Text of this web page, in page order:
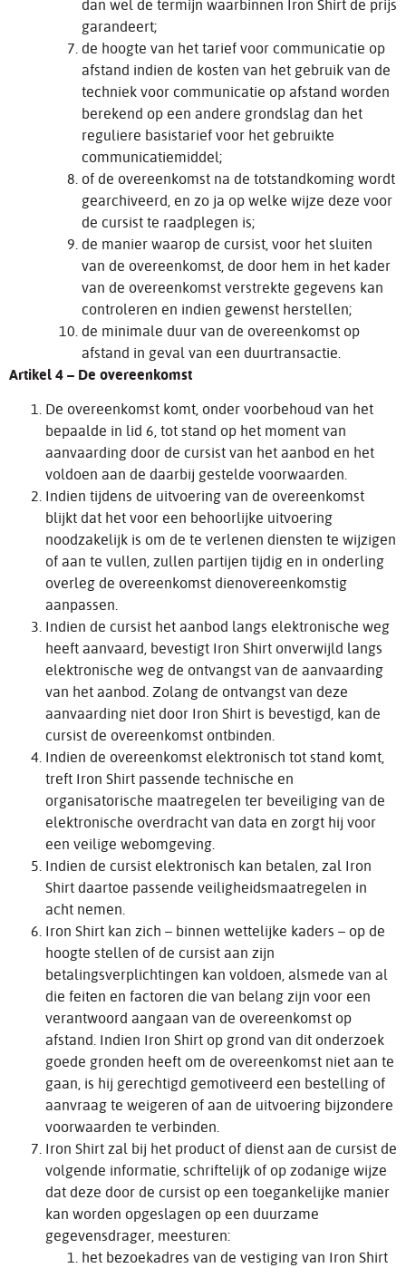
dan wel de termijn waarbinnen Iron Shirt de prijs
garandeert;
de hoogte van het tarief voor communicatie op
afstand indien de kosten van het gebruik van de
techniek voor communicatie op afstand worden
berekend op een andere grondslag dan het
reguliere basistarief voor het gebruikte
communicatiemiddel;
of de overeenkomst na de totstandkoming wordt
gearchiveerd, en zo ja op welke wijze deze voor
de cursist te raadplegen is;
de manier waarop de cursist, voor het sluiten
van de overeenkomst, de door hem in het kader
van de overeenkomst verstrekte gegevens kan
controleren en indien gewenst herstellen;
de minimale duur van de overeenkomst op
afstand in geval van een duurtransactie.
Artikel 4 – De overeenkomst
De overeenkomst komt, onder voorbehoud van het
bepaalde in lid 6, tot stand op het moment van
aanvaarding door de cursist van het aanbod en het
voldoen aan de daarbij gestelde voorwaarden.
Indien tijdens de uitvoering van de overeenkomst
blijkt dat het voor een behoorlijke uitvoering
noodzakelijk is om de te verlenen diensten te wijzigen
of aan te vullen, zullen partijen tijdig en in onderling
overleg de overeenkomst dienovereenkomstig
aanpassen.
Indien de cursist het aanbod langs elektronische weg
heeft aanvaard, bevestigt Iron Shirt onverwijld langs
elektronische weg de ontvangst van de aanvaarding
van het aanbod. Zolang de ontvangst van deze
aanvaarding niet door Iron Shirt is bevestigd, kan de
cursist de overeenkomst ontbinden.
Indien de overeenkomst elektronisch tot stand komt,
treft Iron Shirt passende technische en
organisatorische maatregelen ter beveiliging van de
elektronische overdracht van data en zorgt hij voor
een veilige webomgeving.
Indien de cursist elektronisch kan betalen, zal Iron
Shirt daartoe passende veiligheidsmaatregelen in
acht nemen.
Iron Shirt kan zich – binnen wettelijke kaders – op de
hoogte stellen of de cursist aan zijn
betalingsverplichtingen kan voldoen, alsmede van al
die feiten en factoren die van belang zijn voor een
verantwoord aangaan van de overeenkomst op
afstand. Indien Iron Shirt op grond van dit onderzoek
goede gronden heeft om de overeenkomst niet aan te
gaan, is hij gerechtigd gemotiveerd een bestelling of
aanvraag te weigeren of aan de uitvoering bijzondere
voorwaarden te verbinden.
Iron Shirt zal bij het product of dienst aan de cursist de
volgende informatie, schriftelijk of op zodanige wijze
dat deze door de cursist op een toegankelijke manier
kan worden opgeslagen op een duurzame
gegevensdrager, meesturen:
het bezoekadres van de vestiging van Iron Shirt